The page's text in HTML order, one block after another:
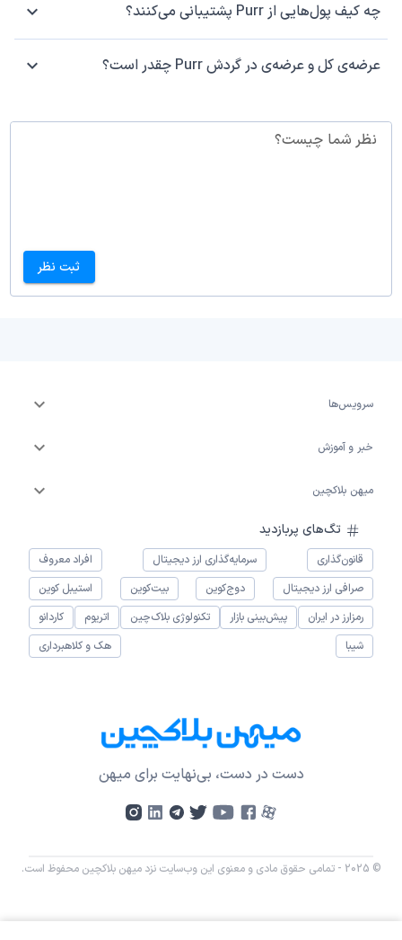
چه کیف پول‌هایی از Purr پشتیبانی می‌کنند؟
عرضه‌ی کل و عرضه‌ی در گردش Purr چقدر است؟
نظر شما چیست؟
ثبت نظر
سرویس‌ها
خبر و آموزش
میهن بلاکچین
تگ‌های پربازدید
قانون‌گذاری سرمایه‌گذاری ارز دیجیتال
افراد معروف
صرافی ارز دیجیتال
دوج‌کوین بیت‌کوین
استیبل کوین
رمزارز در ایران
پیش‌بینی بازار تکنولوژی بلاک‌چین اتریوم
کاردانو
شیبا
هک و کلاهبرداری
دست در دست، بی‌نهایت برای میهن
© 2025 - تمامی حقوق مادی و معنوی این وب‌سایت نزد میهن بلاکچین محفوظ است.